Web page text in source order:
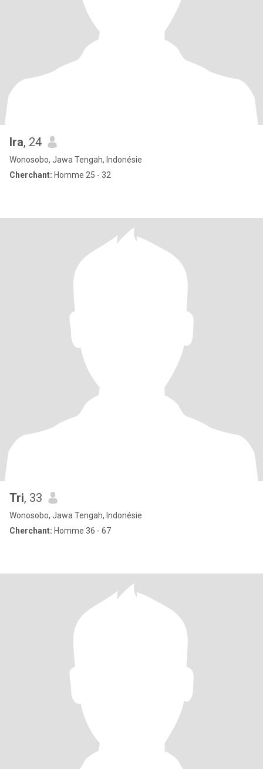
Ira, 24
Wonosobo, Jawa Tengah, Indonésie
Cherchant: Homme 25 - 32
Tri, 33
Wonosobo, Jawa Tengah, Indonésie
Cherchant: Homme 36 - 67